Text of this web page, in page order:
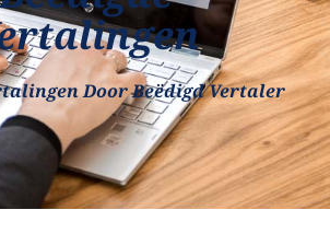
Door Beëdigd Vertaler